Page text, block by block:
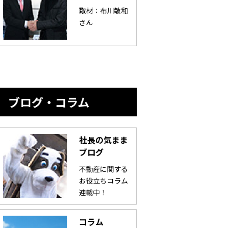
取材：布川敏和
さん
ブログ・コラム
社長の気まま
ブログ
不動産に関する
お役立ちコラム
連載中！
コラム